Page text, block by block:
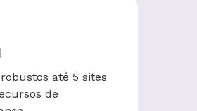
até 5 sites
de